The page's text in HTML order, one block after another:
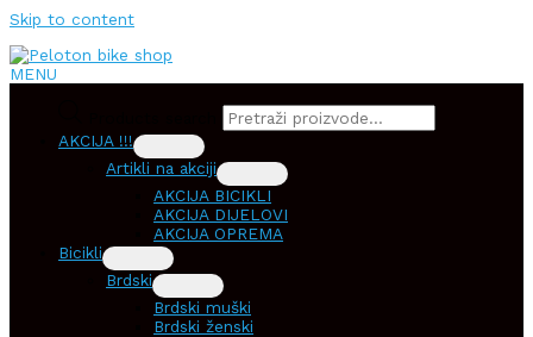
Skip to content
MENU
AKCIJA !!!
Artikli na akciji
AKCIJA BICIKLI
AKCIJA DIJELOVI
AKCIJA OPREMA
Bicikli
Brdski
Brdski muški
Brdski ženski